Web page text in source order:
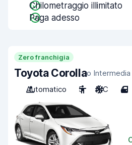
Chilometraggio illimitato
Paga adesso
Zero franchigia
Toyota Corollao Intermedia
Automatico
5 A/C 4